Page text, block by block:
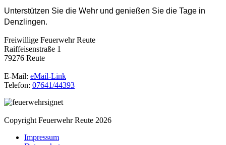
Unterstützen Sie die Wehr und genießen Sie die Tage in
Denzlingen.
Freiwillige Feuerwehr Reute
Raiffeisenstraße 1
79276 Reute
E-Mail: eMail-Link
Telefon: 07641/44393
Copyright Feuerwehr Reute 2026
Impressum